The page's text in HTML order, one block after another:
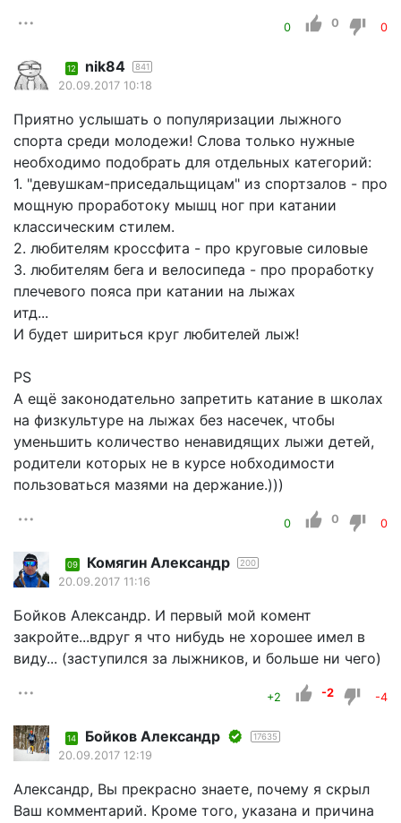
0 0 0
12 nik84 841
20.09.2017 10:18
Приятно услышать о популяризации лыжного
спорта среди молодежи! Слова только нужные
необходимо подобрать для отдельных категорий:
1. "девушкам-приседальщицам" из спортзалов - про
мощную проработоку мышц ног при катании
классическим стилем.
2. любителям кроссфита - про круговые силовые
3. любителям бега и велосипеда - про проработку
плечевого пояса при катании на лыжах
итд...
И будет шириться круг любителей лыж!
PS
А ещё законодательно запретить катание в школах
на физкультуре на лыжах без насечек, чтобы
уменьшить количество ненавидящих лыжи детей,
родители которых не в курсе нобходимости
пользоваться мазями на держание.)))
0 0 0
09 Комягин Александр 200
20.09.2017 11:16
Бойков Александр. И первый мой комент
закройте...вдруг я что нибудь не хорошее имел в
виду... (заступился за лыжников, и больше ни чего)
+2 -2 -4
14 Бойков Александр 17635
20.09.2017 12:19
Александр, Вы прекрасно знаете, почему я скрыл
Ваш комментарий. Кроме того, указана и причина